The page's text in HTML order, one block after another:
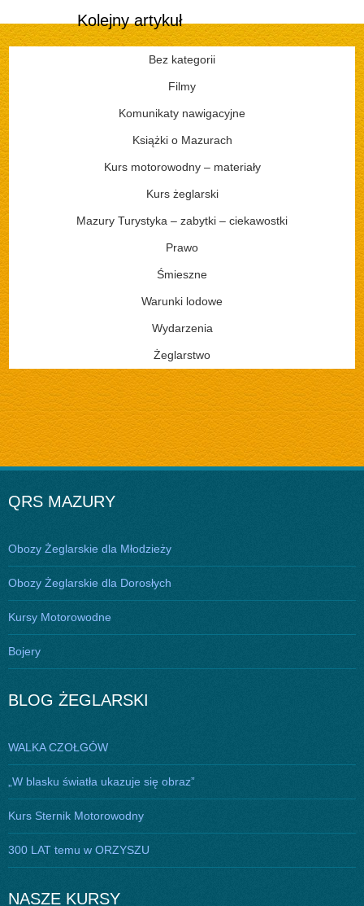
Kolejny artykuł
Bez kategorii
Filmy
Komunikaty nawigacyjne
Książki o Mazurach
Kurs motorowodny – materiały
Kurs żeglarski
Mazury Turystyka – zabytki – ciekawostki
Prawo
Śmieszne
Warunki lodowe
Wydarzenia
Żeglarstwo
QRS MAZURY
Obozy Żeglarskie dla Młodzieży
Obozy Żeglarskie dla Dorosłych
Kursy Motorowodne
Bojery
BLOG ŻEGLARSKI
WALKA CZOŁGÓW
„W blasku światła ukazuje się obraz”
Kurs Sternik Motorowodny
300 LAT temu w ORZYSZU
NASZE KURSY